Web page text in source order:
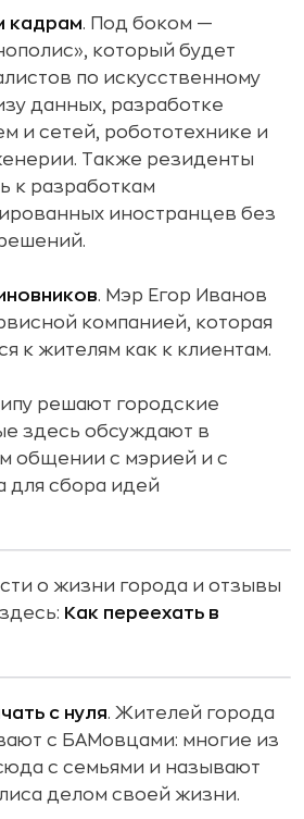
кадрам. Под боком —
который будет
по искусственному
данных, разработке
и сетей, робототехнике и
Также резиденты
к разработкам
иностранцев без
. Мэр Егор Иванов
компанией, которая
к жителям как к клиентам.
решают городские
здесь обсуждают в
общении с мэрией и с
для сбора идей
о жизни города и отзывы
Как переехать в
с нуля. Жителей города
с БАМовцами: многие из
с семьями и называют
делом своей жизни.